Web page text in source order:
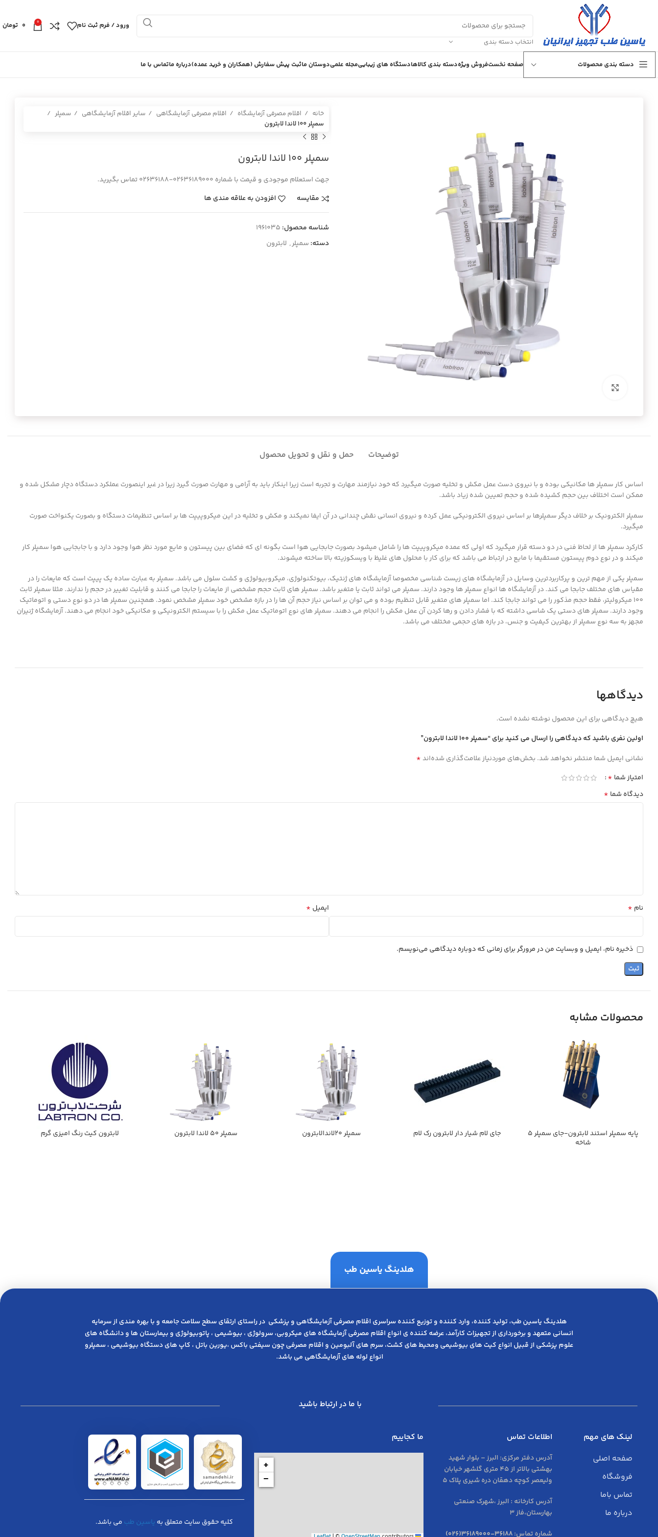
انتخاب دسته بندی
ورود / فرم ثبت نام 0
0 تومان
دسته بندی محصولات صفحه نخستفروش ویژهدسته بندی کالاهادستگاه های زیباییمجله علمیدوستان ماثبت پیش سفارش (همکاران و خرید عمده)درباره ماتماس با ما
خانه اقلام مصرفی آزمایشگاه اقلام مصرفی آزمایشگاهی سایر اقلام آزمایشگاهی
سمپلر
سمپلر 100 لاندا لابترون
سمپلر 100 لاندا لابترون
جهت استعلام موجودی و قیمت با شماره 02636189000-02636188 تماس بگیرید.
مقایسه
افزودن به علاقه مندی ها
شناسه محصول: 1961035
دسته: سمپلر, لابترون
توضیحات حمل و نقل و تحویل محصول
اساس کار سمپلر ها مکانیکی بوده و با نیروی دست عمل مکش و تخلیه صورت میگیرد که خود نیازمند مهارت و تجربه است زیرا اینکار باید به آرامی و مهارت صورت گیرد زیرا در غیر اینصورت عملکرد دستگاه دچار مشکل شده و
ممکن است اختلاف بین حجم کشیده شده و حجم تعیین شده زیاد باشد.
سمپلر الکترونیک بر خلاف دیگر سمپلرها بر اساس نیروی الکترونیکی عمل کرده و نیروی انسانی نقش چندانی در آن ایفا نمیکند و مکش و تخلیه در این میکروپیپت ها بر اساس تنظیمات دستگاه و بصورت یکنواخت صورت
میگیرد.
کارکرد سمپلر ها از لحاظ فنی در دو دسته قرار میگیرد که اولی که عمده میکروپیپت ها را شامل میشود بصورت جابجایی هوا است بگونه ای که فضای بین پیستون و مایع مورد نظر هوا وجود دارد و با جابجایی هوا سمپلر کار
میکند و در نوع دوم پیستون مستقیما با مایع در ارتباط می باشد که برای کار با محلول های غلیظ با ویسکوزیته بالا ساخته میشوند.
سمپلر یکی از مهم ترین و پرکاربردترین وسایل در آزمایشگاه های زیست شناسی مخصوصا آزمایشگاه های ژنتیک، بیوتکنولوژی، میکروبیولوژی و کشت سلول می باشد. سمپلر به عبارت ساده یک پیپت است که مایعات را در
مقیاس های مختلف جابجا می کند. در آزمایشگاه ها انواع سمپلر ها وجود دارند. سمپلر می تواند ثابت یا متغیر باشد. سمپلر های ثابت حجم مشخصی از مایعات را جابجا می کنند و قابلیت تغییر در حجم را ندارند. مثلا سمپلر ثابت
100 میکرولیتر، فقط حجم مذکور را می تواند جابجا کند. اما سمپلر های متغیر قابل تنظیم بوده و می توان بر اساس نیاز حجم آن ها را در بازه مشخص خود سمپلر مشخص نمود. همچنین سمپلر ها در دو نوع دستی و اتوماتیک
وجود دارند. سمپلر های دستی یک شاسی داشته که با فشار دادن و رها کردن آن عمل مکش را انجام می دهند. سمپلر های نوع اتوماتیک عمل مکش را با سیستم الکترونیکی و مکانیکی خود انجام می دهند. آزمایشگاه ژنیران
مجهز به سه نوع سمپلر از بهترین کیفیت و جنس، در بازه های حجمی مختلف می باشد.
دیدگاهها
هیچ دیدگاهی برای این محصول نوشته نشده است.
اولین نفری باشید که دیدگاهی را ارسال می کنید برای “سمپلر 100 لاندا لابترون”
نشانی ایمیل شما منتشر نخواهد شد. بخش‌های موردنیاز علامت‌گذاری شده‌اند*
امتیاز شما *
دیدگاه شما *
نام * ایمیل *
ذخیره نام، ایمیل و وبسایت من در مرورگر برای زمانی که دوباره دیدگاهی می‌نویسم.
محصولات مشابه
پايه سمپلر استند لابترون-جاي سمپلر 5
شاخه
جاي لام شيار دار لابترون رك لام سمپلر 20لاندالابترون سمپلر 50 لاندا لابترون لابترون كيت رنگ اميزي گرم
هلدینگ یاسین طب
هلدینگ یاسین طب، تولید کننده، وارد کننده و توزیع کننده سراسری اقلام مصرفی آزمایشگاهی و پزشکی در راﺳﺘﺎی ارﺗﻘﺎی ﺳﻄﺢ ﺳﻼﻣﺖ ﺟﺎﻣﻌﻪ و ﺑﺎ ﺑﻬﺮه ﻣﻨﺪی از ﺳﺮﻣﺎﯾﻪ
انسانی متعهد و ﺑﺮﺧﻮرداری از ﺗﺠﻬﯿﺰات ﮐﺎرآﻣﺪ، عرضه کننده ی انواع اﻗﻼم مصرفی آزﻣﺎﯾﺸﮕﺎه های میکروبی، ﺳﺮوﻟﻮژی ، ﺑﯿﻮﺷﯿﻤﯽ ، پاتوبیولوژی و بیمارستان ها و دانشگاه های
علوم پزشکی از قبیل انواع کیت های بیوشیمی ومحیط های کشت، سرم های آلبومین و اقلام مصرفی چون سیفتی باکس ،یورین باتل ، کاپ های دستگاه بیوشیمی ، سمپلرو
انواع لوله های آزمایشگاهی می باشد.
با ما در ارتباط باشید
لینک های مهم
صفحه اصلی
فروشگاه
تماس باما
درباره ما
اطلاعات تماس
آدرس دفتر مرکزی: البرز – بلوار شهید
بهشتی بالاتر از 45 متری گلشهر خیابان
ولیعصر کوچه دهقان دره شیری پلاک 5
آدرس کارخانه : البرز ،شهرک صنعتی
بهارستان،فاز 3
شماره تماس:36188-36189000(026)
ما کجاییم
+
−
کلیه حقوق سایت متعلق به یاسین طب می باشد.